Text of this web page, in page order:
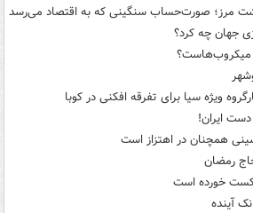
مرز؛ صورت‌حساب سنگینی که به اقتصاد می‌رسد
جهان چه کرد؟
میکروب‌هاست؟
ویژه سیا برای تفرقه افکنی در کوبا
ایران!
همچنان در اهتزاز است
رمضان
خورده است
آینده